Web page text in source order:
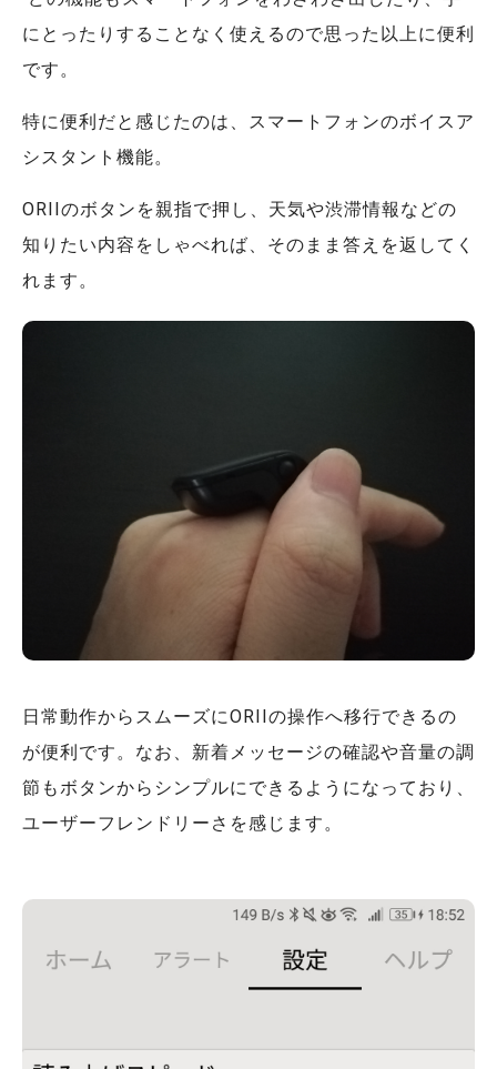
にとったりすることなく使えるので思った以上に便利
です。
特に便利だと感じたのは、スマートフォンのボイスア
シスタント機能。
ORIIのボタンを親指で押し、天気や渋滞情報などの
知りたい内容をしゃべれば、そのまま答えを返してく
れます。
日常動作からスムーズにORIIの操作へ移行できるの
が便利です。なお、新着メッセージの確認や音量の調
節もボタンからシンプルにできるようになっており、
ユーザーフレンドリーさを感じます。